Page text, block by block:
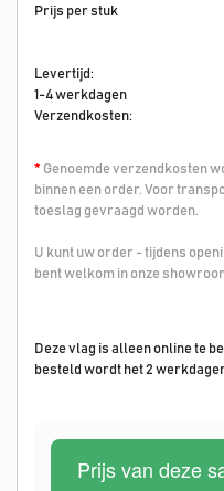
Prijs per stuk
Levertijd:
1-4 werkdagen
Verzendkosten:
* Genoemde verzendkosten
binnen een order. Voor
toeslag gevraagd worden.
U kunt uw order - tijdens
bent welkom in onze
Deze vlag is alleen online te
besteld wordt het 2
Prijs van deze